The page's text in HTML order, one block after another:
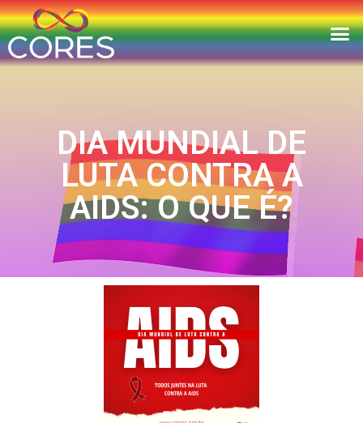
DIA MUNDIAL DE
LUTA CONTRA A
AIDS: O QUE É?